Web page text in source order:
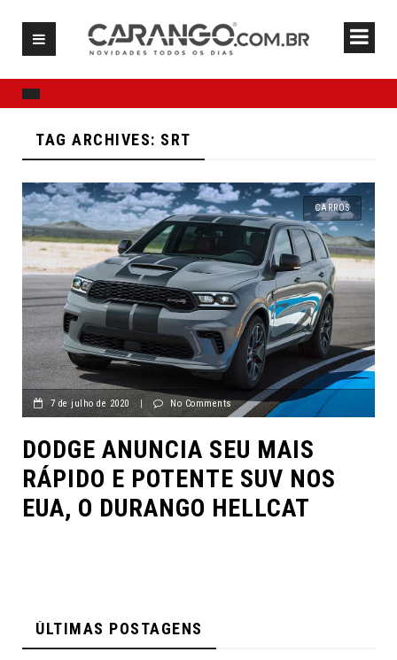
TAG ARCHIVES: SRT
CARROS
7 de julho de 2020 No Comments
DODGE ANUNCIA SEU MAIS
RÁPIDO E POTENTE SUV NOS
EUA, O DURANGO HELLCAT
ÚLTIMAS POSTAGENS